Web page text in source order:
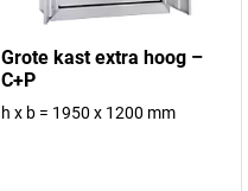
Grote kast extra hoog –
C+P
h x b = 1950 x 1200 mm